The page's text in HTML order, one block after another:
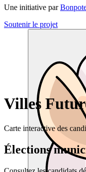
Une initiative par
Soutenir le projet
Villes
Carte interactive des
Élections